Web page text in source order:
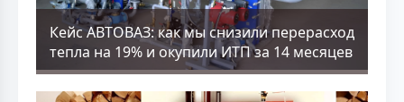
Кейс АВТОВАЗ: как мы снизили перерасход
тепла на 19% и окупили ИТП за 14 месяцев